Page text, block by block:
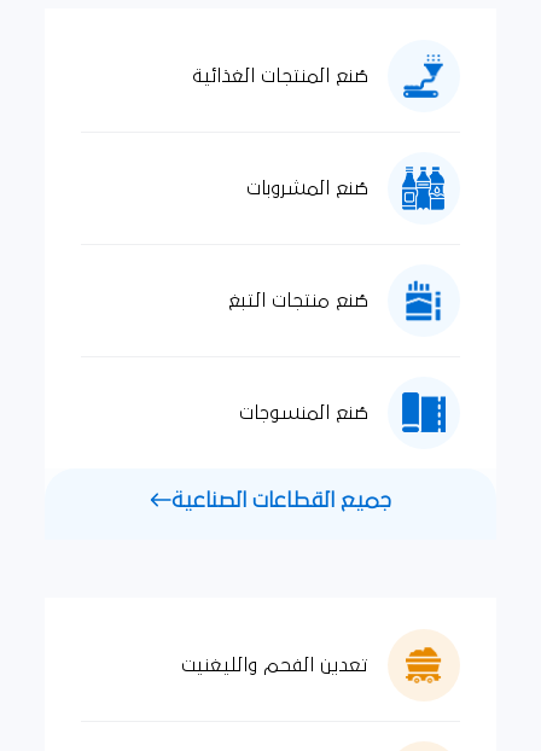
صُنع المنتجات الغذائية
صُنع المشروبات
صُنع منتجات التبغ
صُنع المنسوجات
جميع القطاعات الصناعية
تعدين الفحم والليغنيت